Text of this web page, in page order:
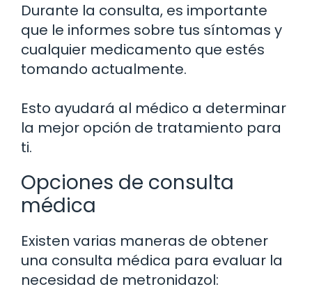
Durante la consulta, es importante
que le informes sobre tus síntomas y
cualquier medicamento que estés
tomando actualmente.
Esto ayudará al médico a determinar
la mejor opción de tratamiento para
ti.
Opciones de consulta
médica
Existen varias maneras de obtener
una consulta médica para evaluar la
necesidad de metronidazol: